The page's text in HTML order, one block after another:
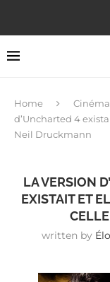
Home Cinéma
d’Uncharted 4
Neil Druckmann
LA VERSION
EXISTAIT ET
written by